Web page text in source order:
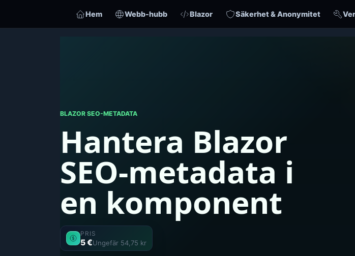
Hem Webb-hubb Blazor Säkerhet & Anonymitet
BLAZOR SEO-METADATA
Hantera Blazor
SEO-metadata i
en komponent
PRIS
5 €Ungefär 54,75 kr